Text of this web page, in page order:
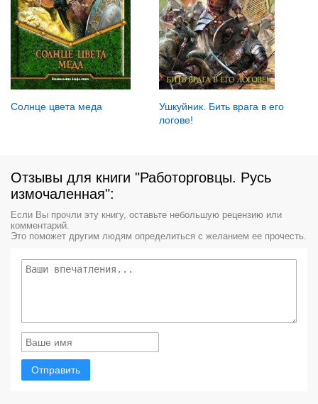
Солнце цвета меда
Ушкуйник. Бить врага в его
логове!
Отзывы для книги "Работорговцы. Русь
измочаленная":
Если Вы прочли эту книгу, оставьте небольшую рецензию или
комментарий.
Это поможет другим людям определиться с желанием ее прочесть.
Отправить